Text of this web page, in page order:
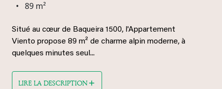
• 89 m²
Situé au cœur de Baqueira 1500, l'Appartement
Viento propose 89 m² de charme alpin moderne, à
quelques minutes seul...
LIRE LA DESCRIPTION